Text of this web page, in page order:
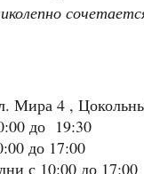
Мира 4 ,
до 19:30
до 17:00
с 10:00 до 17:00